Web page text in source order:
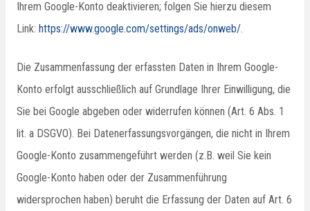
Ihrem Google-Konto deaktivieren; folgen Sie hierzu diesem
Link: https://www.google.com/settings/ads/onweb/
Die Zusammenfassung der erfassten Daten in Ihrem Google-
Konto erfolgt ausschließlich auf Grundlage Ihrer Einwilligung, die
Sie bei Google abgeben oder widerrufen können (Art. 6 Abs. 1
lit. a DSGVO). Bei Datenerfassungsvorgängen, die nicht in Ihrem
Google-Konto zusammengeführt werden (z.B. weil Sie kein
Google-Konto haben oder der Zusammenführung
widersprochen haben) beruht die Erfassung der Daten auf Art. 6